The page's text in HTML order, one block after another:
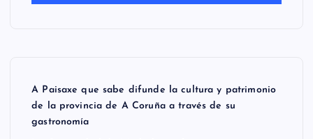
A Paisaxe que sabe difunde la cultura y patrimonio
de la provincia de A Coruña a través de su
gastronomía